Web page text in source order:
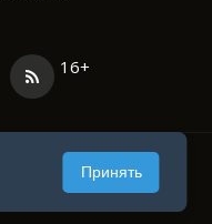
16+
Принять